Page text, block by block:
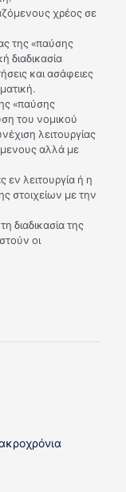
χρέος σε
της «παύσης
διαδικασία
και ασάφειες
«παύσης
του νομικού
λειτουργίας
αλλά με
εν λειτουργία ή η
στοιχείων με την
διαδικασία της
οι